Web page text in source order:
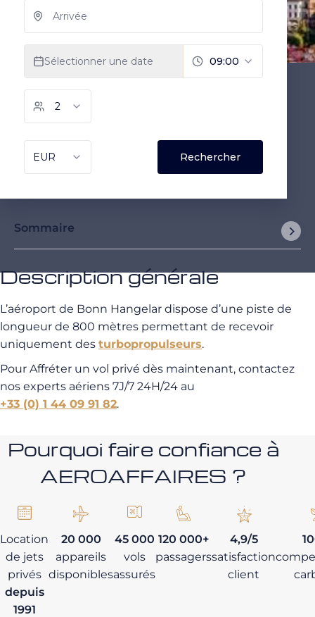
Sommaire
Description générale
L’aéroport de Bonn Hangelar dispose d’une piste de
longueur de 800 mètres permettant de recevoir
uniquement des turbopropulseurs.
Pour Affréter un vol privé dès maintenant, contactez
nos experts aériens 7J/7 24H/24 au
+33 (0) 1 44 09 91 82.
Pourquoi faire confiance à
AEROAFFAIRES ?
Location
de jets
privés
depuis
1991
20 000
appareils
disponibles
45 000
vols
assurés
120 000+
passagers
4,9/5
satisfaction
client